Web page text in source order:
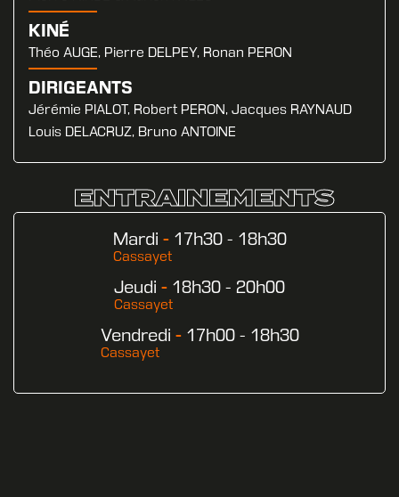
KINÉ
Théo AUGE, Pierre DELPEY, Ronan PERON
DIRIGEANTS
Jérémie PIALOT, Robert PERON, Jacques RAYNAUD
Louis DELACRUZ, Bruno ANTOINE
ENTRAINEMENTS
Mardi - 17h30 - 18h30
Cassayet
Jeudi - 18h30 - 20h00
Cassayet
Vendredi - 17h00 - 18h30
Cassayet